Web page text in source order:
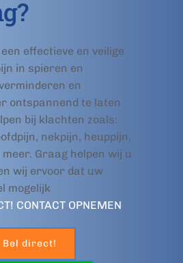
effectieve en veilige
in spieren en
en
ontspannend te laten
bij klachten zoals:
nekpijn, heuppijn,
Graag helpen wij u
wij ervoor dat uw
mogelijk
CONTACT OPNEMEN
Bel direct!